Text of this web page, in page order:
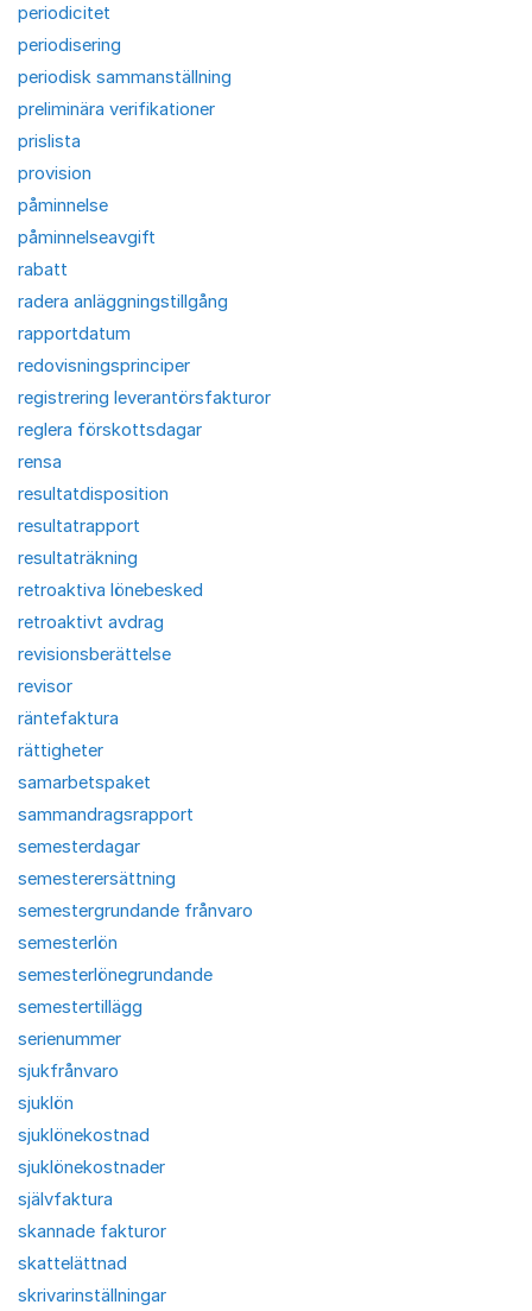
periodicitet
periodisering
periodisk sammanställning
preliminära verifikationer
prislista
provision
påminnelse
påminnelseavgift
rabatt
radera anläggningstillgång
rapportdatum
redovisningsprinciper
registrering leverantörsfakturor
reglera förskottsdagar
rensa
resultatdisposition
resultatrapport
resultaträkning
retroaktiva lönebesked
retroaktivt avdrag
revisionsberättelse
revisor
räntefaktura
rättigheter
samarbetspaket
sammandragsrapport
semesterdagar
semesterersättning
semestergrundande frånvaro
semesterlön
semesterlönegrundande
semestertillägg
serienummer
sjukfrånvaro
sjuklön
sjuklönekostnad
sjuklönekostnader
självfaktura
skannade fakturor
skattelättnad
skrivarinställningar